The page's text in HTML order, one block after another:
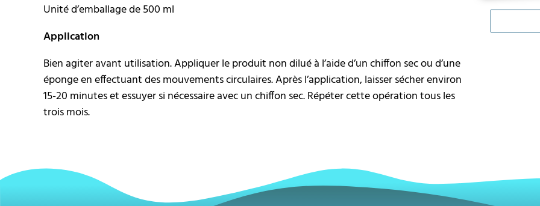
Unité d’emballage de 500 ml
Application
Bien agiter avant utilisation. Appliquer le produit non dilué à l’aide d’un chiffon sec ou d’une
éponge en effectuant des mouvements circulaires. Après l’application, laisser sécher environ
15-20 minutes et essuyer si nécessaire avec un chiffon sec. Répéter cette opération tous les
trois mois.